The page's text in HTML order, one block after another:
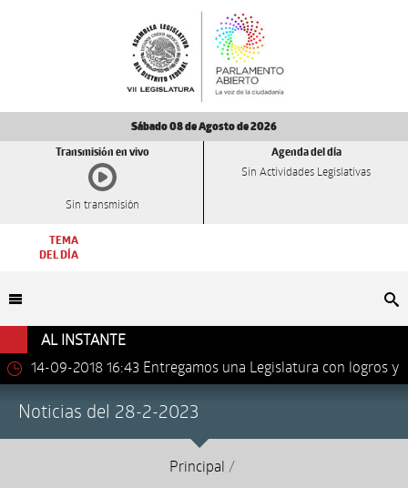
Sábado 08 de Agosto de 2026
Transmisión en vivo
Sin transmisión
Agenda del día
Sin Actividades Legislativas
TEMA
DEL DÍA
AL INSTANTE
14-09-2018 16:43 Entregamos una Legislatura con logros y
Noticias del 28-2-2023
Principal /